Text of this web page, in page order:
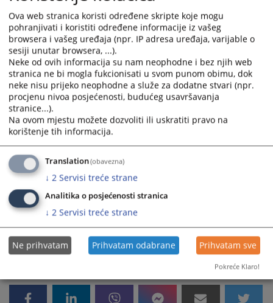
ovaj način se želi izvršiti pozitivan utjecaj na efikasnost sudskih
postupaka te promjenu pristupa suda i stranaka rješavanju
sporova, gdje se kao prioritet postavlja brzo i efikasno
rješavanje, s akcentom na zadovoljstvo stranaka na ishod spora
i uslugu suda.
Više informacija u obrascu koji se nalazi u pratećim
dokumentima!
Prikazana vijest je na: Srpski jezik
Prateći dokumenti
Obavijest za Sedmicu sudskog poravnanja
208PREGLEDA
Ova web stranica koristi određene skripte koje mogu
pohranjivati i koristiti određene informacije iz vašeg
browsera i vašeg uređaja (npr. IP adresa uređaja, varijable o
sesiji unutar browsera, ...).
Neke od ovih informacija su nam neophodne i bez njih web
stranica ne bi mogla fukcionisati u svom punom obimu, dok
neke nisu prijeko neophodne a služe za dodatne stvari (npr.
procjenu nivoa posjećenosti, budućeg usavršavanja
stranice...).
Na ovom mjestu možete dozvoliti ili uskratiti pravo na
korištenje tih informacija.
Translation(obavezna)
↓ 2 Servisi treće strane
Analitika o posjećenosti stranica
↓ 2 Servisi treće strane
Ne prihvatam Prihvatam odabrane Prihvatam sve
Pokreće Klaro!